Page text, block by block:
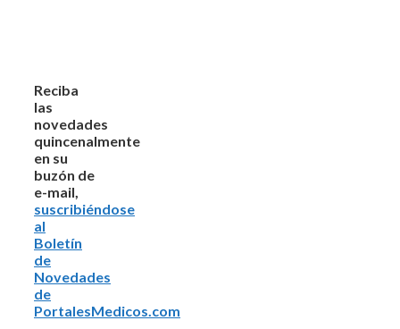
Reciba
las
novedades
quincenalmente
en su
buzón de
e-mail,
suscribiéndose
al
Boletín
de
Novedades
de
PortalesMedicos.com